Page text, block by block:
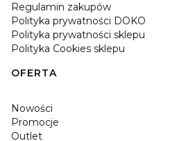
Regulamin zakupów
Polityka prywatności DOKO
Polityka prywatności sklepu
Polityka Cookies sklepu
OFERTA
Nowości
Promocje
Outlet